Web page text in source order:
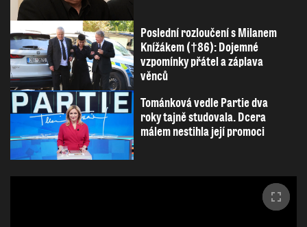
Poslední rozloučení s Milanem
Knížákem (†86): Dojemné
vzpomínky přátel a záplava
věnců
Tománková vedle Partie dva
roky tajně studovala. Dcera
málem nestihla její promoci